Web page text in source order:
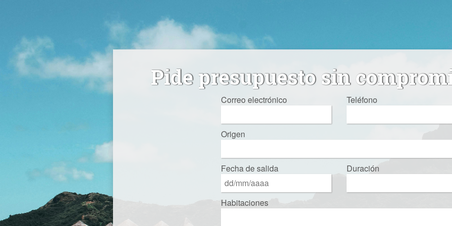
Pide presupuesto sin
Correo electrónico Teléfono
Origen
Fecha de salida Duración
Habitaciones